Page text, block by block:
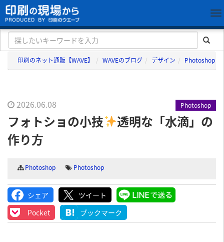
印刷のネット通販【WAVE】 WAVEのブログ デザイン Photoshop
Photoshop
2026.06.08
フォトショの小技
透明な「水滴」の
作り方
Photoshop Photoshop
シェア ツイート
Pocket
ブックマーク